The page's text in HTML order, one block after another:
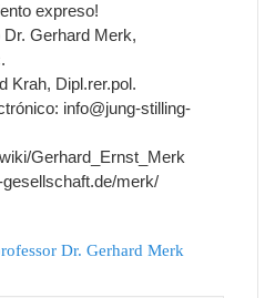
expreso!
Gerhard Merk,
Krah, Dipl.rer.pol.
info@jung-stilling-
Gerhard_Ernst_Merk
merk/
Dr. Gerhard Merk